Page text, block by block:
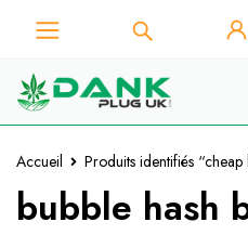
Accueil Produits identifiés “cheap
bubble hash
Pour les amateurs
Obtenez une remise
10% sur chaque achat -
coupon "WELCOME10".